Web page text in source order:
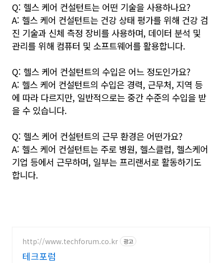
Q: 헬스 케어 컨설턴트는 어떤 기술을 사용하나요?
A: 헬스 케어 컨설턴트는 건강 상태 평가를 위해 건강 검
진 기술과 신체 측정 장비를 사용하며, 데이터 분석 및
관리를 위해 컴퓨터 및 소프트웨어를 활용합니다.
Q: 헬스 케어 컨설턴트의 수입은 어느 정도인가요?
A: 헬스 케어 컨설턴트의 수입은 경력, 근무처, 지역 등
에 따라 다르지만, 일반적으로는 중간 수준의 수입을 받
을 수 있습니다.
Q: 헬스 케어 컨설턴트의 근무 환경은 어떤가요?
A: 헬스 케어 컨설턴트는 주로 병원, 헬스클럽, 헬스케어
기업 등에서 근무하며, 일부는 프리랜서로 활동하기도
합니다.
http://www.techforum.co.kr 광고
테크포럼